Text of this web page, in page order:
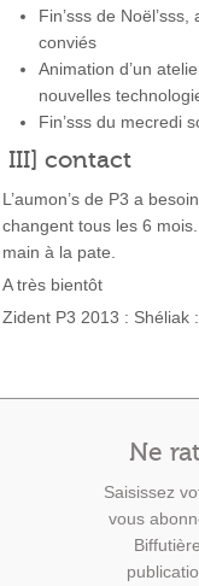
Fin’sss de
conviés
Animation d’un
nouvelles
Fin’sss du mecredi
III] contact
L’aumon’s de P3 a
changent tous les 6
main à la pate.
A très bientôt
Zident P3 2013 : Shéliak
Ne
Saisissez
vous